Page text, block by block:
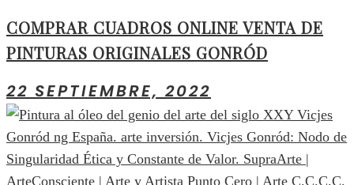
COMPRAR CUADROS ONLINE VENTA DE
PINTURAS ORIGINALES GONRÓD
22 SEPTIEMBRE, 2022